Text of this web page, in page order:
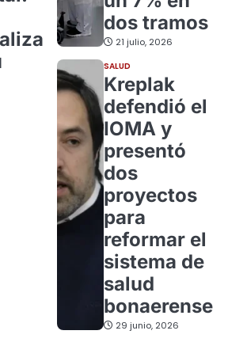
dos tramos
21 julio, 2026
SALUD
Kreplak
defendió el
IOMA y
presentó
dos
proyectos
para
reformar el
sistema de
salud
bonaerense
29 junio, 2026